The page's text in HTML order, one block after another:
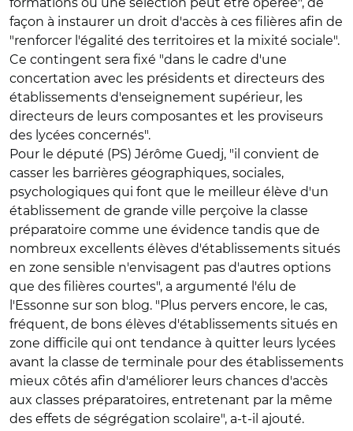
façon à instaurer un droit d'accès à ces filières afin de
"renforcer l'égalité des territoires et la mixité sociale".
Ce contingent sera fixé "dans le cadre d'une
concertation avec les présidents et directeurs des
établissements d'enseignement supérieur, les
directeurs de leurs composantes et les proviseurs
des lycées concernés".
Pour le député (PS) Jérôme Guedj, "il convient de
casser les barrières géographiques, sociales,
psychologiques qui font que le meilleur élève d'un
établissement de grande ville perçoive la classe
préparatoire comme une évidence tandis que de
nombreux excellents élèves d'établissements situés
en zone sensible n'envisagent pas d'autres options
que des filières courtes", a argumenté l'élu de
l'Essonne sur son blog. "Plus pervers encore, le cas,
fréquent, de bons élèves d'établissements situés en
zone difficile qui ont tendance à quitter leurs lycées
avant la classe de terminale pour des établissements
mieux côtés afin d'améliorer leurs chances d'accès
aux classes préparatoires, entretenant par la même
des effets de ségrégation scolaire", a-t-il ajouté.